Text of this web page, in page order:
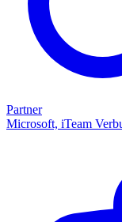
Partner
Microsoft, iTeam